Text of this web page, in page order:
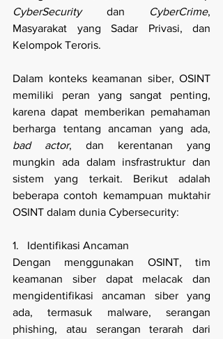
CyberSecurity dan CyberCrime,
Masyarakat yang Sadar Privasi, dan
Kelompok Teroris.
Dalam konteks keamanan siber, OSINT
memiliki peran yang sangat penting,
karena dapat memberikan pemahaman
bad actor, dan kerentanan yang
mungkin ada dalam insfrastruktur dan
sistem yang terkait. Berikut adalah
beberapa contoh kemampuan muktahir
OSINT dalam dunia Cybersecurity:
1.   Identifikasi Ancaman
Dengan menggunakan OSINT, tim
keamanan siber dapat melacak dan
mengidentifikasi ancaman siber yang
ada, termasuk malware, serangan
phishing, atau serangan terarah dari